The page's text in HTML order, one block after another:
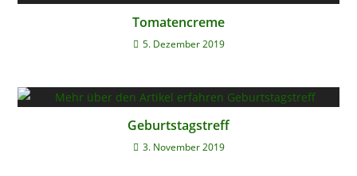
Tomatencreme
5. Dezember 2019
Geburtstagstreff
3. November 2019